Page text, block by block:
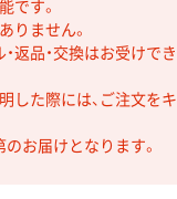
です。
りません。
返品・交換はお受けでき
した際には、ご注文をキ
お届けとなります。